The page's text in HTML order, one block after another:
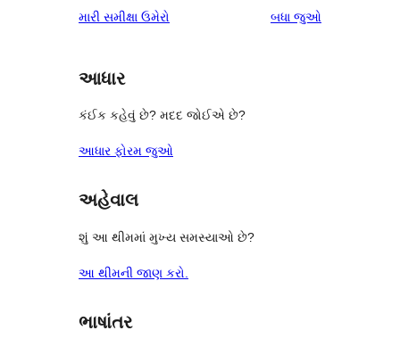
સમીક્ષાઓ
સ્ટાર
મારી સમીક્ષા ઉમેરો બધા સમીક્ષાઓ
જુઓ
આધાર
કંઈક કહેવું છે? મદદ જોઈએ છે?
આધાર ફોરમ જુઓ
અહેવાલ
શું આ થીમમાં મુખ્ય સમસ્યાઓ છે?
આ થીમની જાણ કરો.
ભાષાંતર